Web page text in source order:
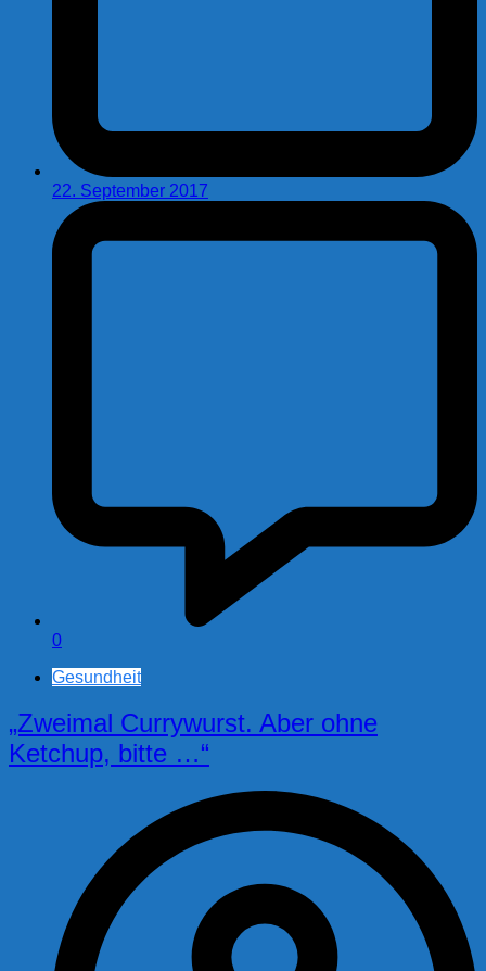
22. September 2017
0
Gesundheit
„Zweimal Currywurst. Aber ohne
Ketchup, bitte …“